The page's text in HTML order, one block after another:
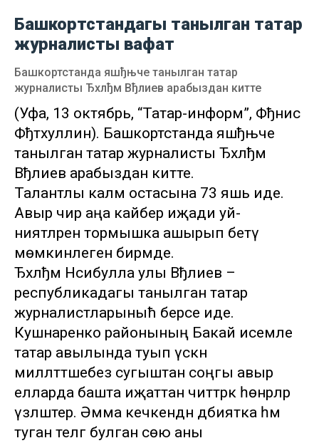
Башкортстандагы танылган татар
журналисты вафат
Башкортстанда яшђњче танылган татар
журналисты Ђхлђм Вђлиев арабыздан китте
(Уфа, 13 октябрь, “Татар-информ”, Фђнис
Фђтхуллин). Башкортстанда яшђњче
танылган татар журналисты Ђхлђм
Вђлиев арабыздан китте.
Талантлы каләм остасына 73 яшь иде.
Авыр чир аңа кайбер иҗади уй-
ниятләрен тормышка ашырып бетү
мөмкинлеген бирмәде.
Ђхлђм Нәсибулла улы Вђлиев –
республикадагы танылган татар
журналистларыныћ берсе иде.
Кушнаренко районының Бакай исемле
татар авылында туып үскән
милләттәшебез сугыштан соңгы авыр
елларда башта иҗаттан читтәрәк һөнәрләр
үзләштерә. Әмма кечкенәдән әдәбиятка һәм
туган телгә булган сөю аны